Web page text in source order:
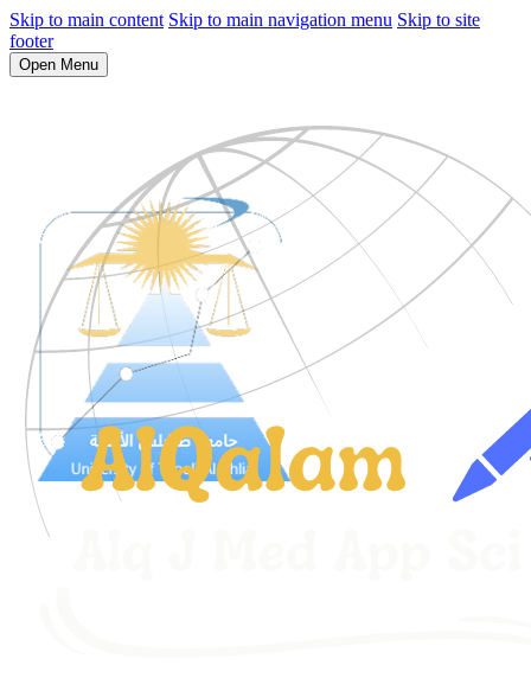
Skip to main content Skip to main navigation menu Skip to site
footer
Open Menu